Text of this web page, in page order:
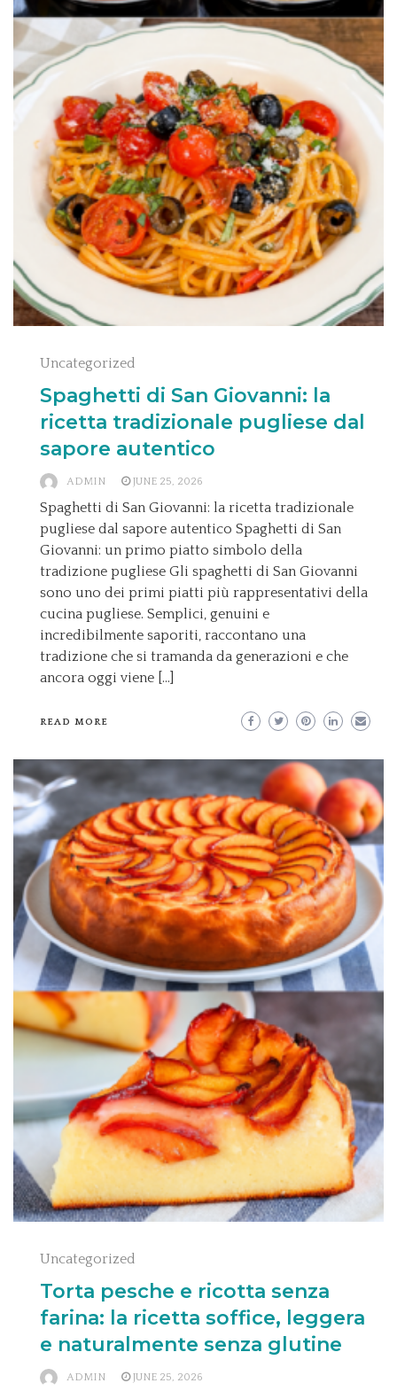
Uncategorized
Spaghetti di San Giovanni: la
ricetta tradizionale pugliese dal
sapore autentico
ADMIN JUNE 25, 2026
Spaghetti di San Giovanni: la ricetta tradizionale
pugliese dal sapore autentico Spaghetti di San
Giovanni: un primo piatto simbolo della
tradizione pugliese Gli spaghetti di San Giovanni
sono uno dei primi piatti più rappresentativi della
cucina pugliese. Semplici, genuini e
incredibilmente saporiti, raccontano una
tradizione che si tramanda da generazioni e che
ancora oggi viene […]
READ MORE
Uncategorized
Torta pesche e ricotta senza
farina: la ricetta soffice, leggera
e naturalmente senza glutine
ADMIN JUNE 25, 2026